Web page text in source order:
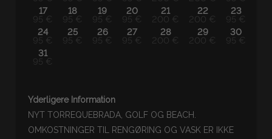
17
95 €
18
95 €
19
95 €
20
95 €
21
200 €
22
200 €
23
95 €
24
95 €
25
95 €
26
95 €
27
95 €
28
200 €
29
200 €
30
95 €
31
95 €
Yderligere Information
NYT TORREQUEBRADA, GOLF OG BEACH.
OMKOSTNINGER TIL RENGØRING OG VASK ER IKKE